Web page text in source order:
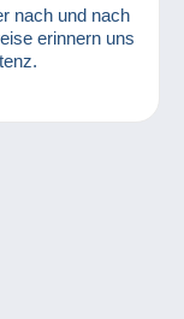
nach und nach
erinnern uns